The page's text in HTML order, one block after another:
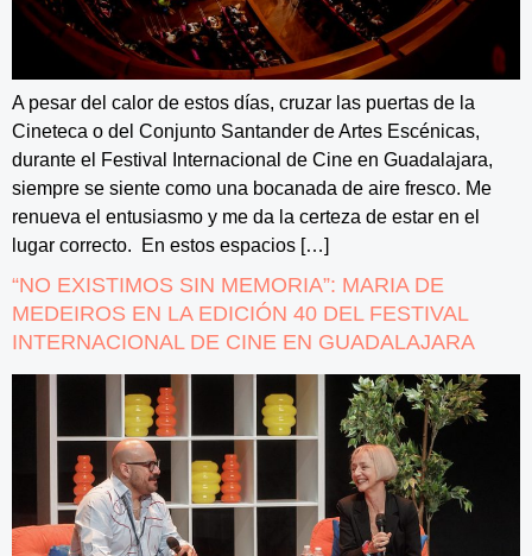
A pesar del calor de estos días, cruzar las puertas de la
Cineteca o del Conjunto Santander de Artes Escénicas,
durante el Festival Internacional de Cine en Guadalajara,
siempre se siente como una bocanada de aire fresco. Me
renueva el entusiasmo y me da la certeza de estar en el
lugar correcto. En estos espacios […]
“NO EXISTIMOS SIN MEMORIA”: MARIA DE
MEDEIROS EN LA EDICIÓN 40 DEL FESTIVAL
INTERNACIONAL DE CINE EN GUADALAJARA